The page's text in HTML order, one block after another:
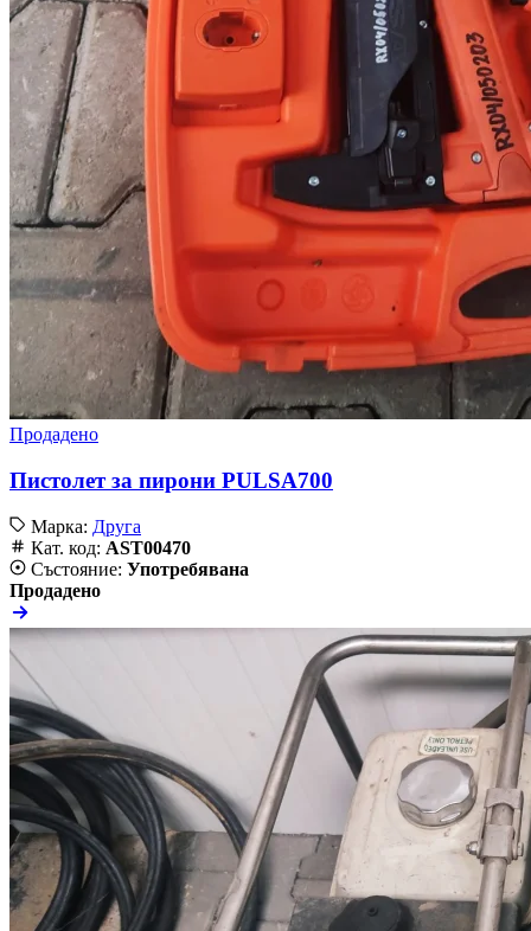
Продадено
Пистолет за пирони PULSA700
Марка: Друга
Кат. код: AST00470
Състояние: Употребявана
Продадено